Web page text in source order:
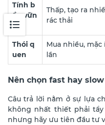
Tính b
ền vữn
g
Thấp, tạo ra
rác thải
Thói q
uen
Mua nhiều, mặc
lần
Nên chọn fast hay
Câu trả lời nằm ở sự lựa
không nhất thiết phải tẩy
nhưng hãy ưu tiên đầu tư